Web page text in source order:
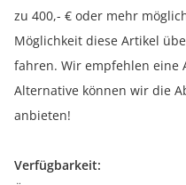
zu 400,- € oder mehr
Möglichkeit diese Artikel
fahren. Wir empfehlen eine
Alternative können wir die
anbieten!
Verfügbarkeit: